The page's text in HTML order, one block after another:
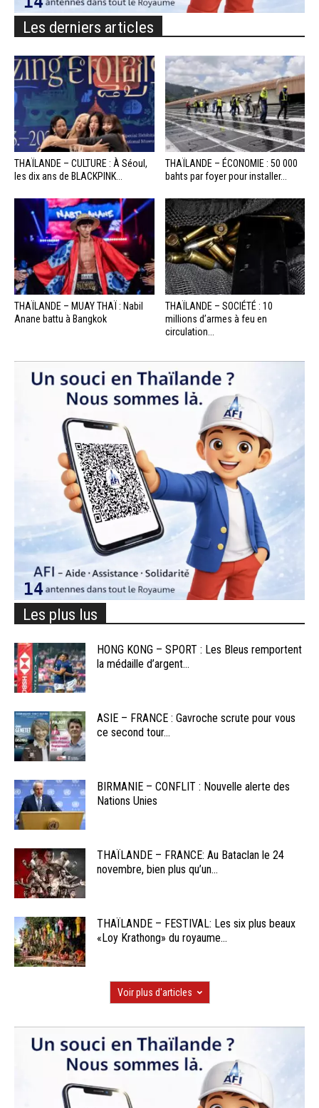
Les derniers articles
THAÏLANDE – CULTURE : À Séoul,
les dix ans de BLACKPINK...
THAÏLANDE – ÉCONOMIE : 50 000
bahts par foyer pour installer...
THAÏLANDE – MUAY THAÏ : Nabil
Anane battu à Bangkok
THAÏLANDE – SOCIÉTÉ : 10
millions d’armes à feu en
circulation...
Les plus lus
HONG KONG – SPORT : Les Bleus remportent
la médaille d’argent...
ASIE – FRANCE : Gavroche scrute pour vous
ce second tour...
BIRMANIE – CONFLIT : Nouvelle alerte des
Nations Unies
THAÏLANDE – FRANCE: Au Bataclan le 24
novembre, bien plus qu’un...
THAÏLANDE – FESTIVAL: Les six plus beaux
«Loy Krathong» du royaume...
Voir plus d'articles